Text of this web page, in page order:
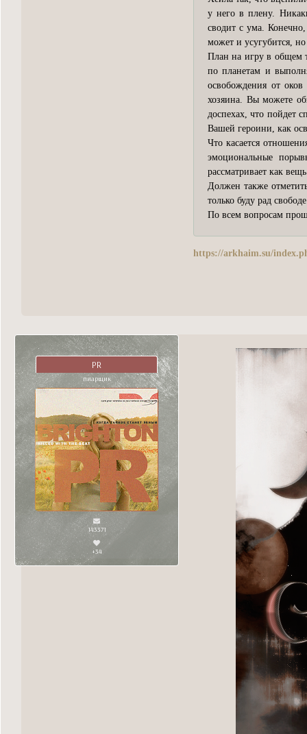
у него в плену.
сводит с ума.
может и усугубится,
План на игру в общем
по планетам и
освобождения от оков
хозяина. Вы можете
доспехах, что пойдет
Вашей героини, как
Что касается
эмоциональные
рассматривает как
Должен также
только буду рад
По всем вопросам
https://arkhaim.su/
PR
пиарщик
143371
+34